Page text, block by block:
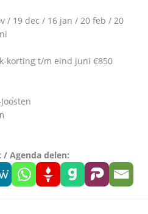
/ 19 dec / 16 jan / 20 feb / 20
korting t/m eind juni €850
/ Agenda delen: